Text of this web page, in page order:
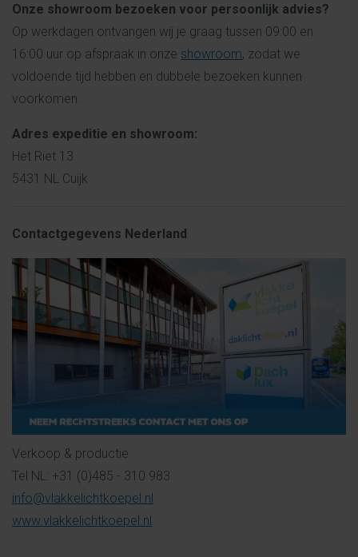
Onze showroom bezoeken voor persoonlijk advies?
Op werkdagen ontvangen wij je graag tussen 09:00 en
16:00 uur op afspraak in onze showroom, zodat we
voldoende tijd hebben en dubbele bezoeken kunnen
voorkomen.
Adres expeditie en showroom:
Het Riet 13
5431 NL Cuijk
Contactgegevens Nederland
Verkoop & productie
Tel NL: +31 (0)485 - 310 983
info@vlakkelichtkoepel.nl
www.vlakkelichtkoepel.nl